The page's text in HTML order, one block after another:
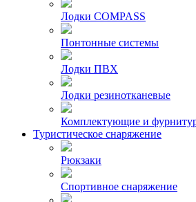
Лодки COMPASS
Понтонные системы
Лодки ПВХ
Лодки резинотканевые
Комплектующие и
Туристическое снаряжение
Рюкзаки
Спортивное снаряжение